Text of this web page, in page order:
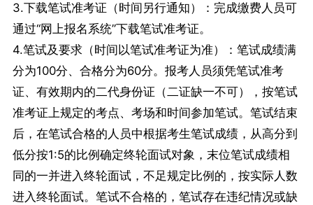
3.下载笔试准考证（时间另行通知）：完成缴费人员可
通过“网上报名系统”下载笔试准考证。
4.笔试及要求（时间以笔试准考证为准）：笔试成绩满
分为100分、合格分为60分。报考人员须凭笔试准考
证、有效期内的二代身份证（二证缺一不可），按笔试
准考证上规定的考点、考场和时间参加笔试。笔试结束
后，在笔试合格的人员中根据考生笔试成绩，从高分到
低分按1:5的比例确定终轮面试对象，末位笔试成绩相
同的一并进入终轮面试，不足规定比例的，按实际人数
进入终轮面试。笔试不合格的，笔试存在违纪情况或缺